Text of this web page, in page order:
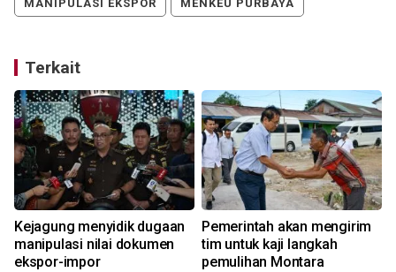
MANIPULASI EKSPOR MENKEU PURBAYA
Terkait
Kejagung menyidik dugaan
manipulasi nilai dokumen
ekspor-impor
Pemerintah akan mengirim
tim untuk kaji langkah
pemulihan Montara